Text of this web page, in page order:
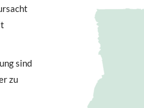
sind
zu